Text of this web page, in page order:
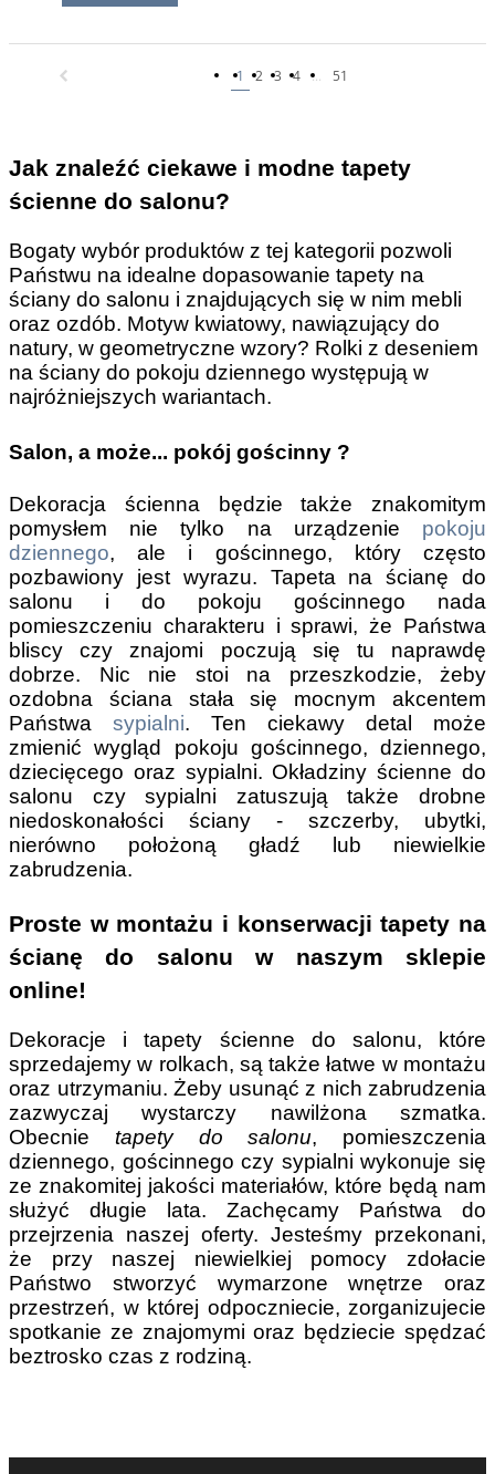
1 2 3 4 ... 51
Jak znaleźć ciekawe i modne tapety
ścienne do salonu?
Bogaty wybór produktów z tej kategorii pozwoli
Państwu na idealne dopasowanie tapety na
ściany do salonu i znajdujących się w nim mebli
oraz ozdób. Motyw kwiatowy, nawiązujący do
natury, w geometryczne wzory? Rolki z deseniem
na ściany do pokoju dziennego występują w
najróżniejszych wariantach.
Salon, a może... pokój gościnny ?
Dekoracja ścienna będzie także znakomitym
pomysłem nie tylko na urządzenie pokoju
dziennego, ale i gościnnego, który często
pozbawiony jest wyrazu. Tapeta na ścianę do
salonu i do pokoju gościnnego nada
pomieszczeniu charakteru i sprawi, że Państwa
bliscy czy znajomi poczują się tu naprawdę
dobrze. Nic nie stoi na przeszkodzie, żeby
ozdobna ściana stała się mocnym akcentem
Państwa sypialni. Ten ciekawy detal może
zmienić wygląd pokoju gościnnego, dziennego,
dziecięcego oraz sypialni. Okładziny ścienne do
salonu czy sypialni zatuszują także drobne
niedoskonałości ściany - szczerby, ubytki,
nierówno położoną gładź lub niewielkie
zabrudzenia.
Proste w montażu i konserwacji tapety na
ścianę do salonu w naszym sklepie
online!
Dekoracje i tapety ścienne do salonu, które
sprzedajemy w rolkach, są także łatwe w montażu
oraz utrzymaniu. Żeby usunąć z nich zabrudzenia
zazwyczaj wystarczy nawilżona szmatka.
Obecnie tapety do salonu, pomieszczenia
dziennego, gościnnego czy sypialni wykonuje się
ze znakomitej jakości materiałów, które będą nam
służyć długie lata. Zachęcamy Państwa do
przejrzenia naszej oferty. Jesteśmy przekonani,
że przy naszej niewielkiej pomocy zdołacie
Państwo stworzyć wymarzone wnętrze oraz
przestrzeń, w której odpoczniecie, zorganizujecie
spotkanie ze znajomymi oraz będziecie spędzać
beztrosko czas z rodziną.